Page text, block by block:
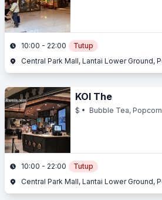
10:00 - 22:00
Tutup
KOI The
$ • Bubble Tea, Popcorn
10:00 - 22:00
Tutup